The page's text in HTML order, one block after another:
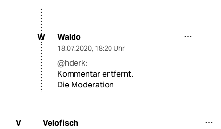
W Waldo
18.07.2020, 18:20 Uhr
@hderk:
Kommentar entfernt.
Die Moderation
V Velofisch